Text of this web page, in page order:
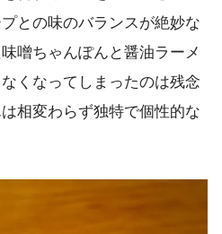
との味のバランスが絶妙な
噌ちゃんぽんと醤油ラーメ
くなってしまったのは残念
相変わらず独特で個性的な